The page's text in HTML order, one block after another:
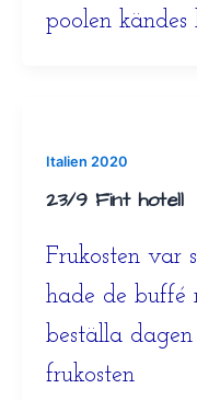
poolen
Italien 2020
23/9 Fint hotell
Frukosten var
hade de buffé
beställa
frukosten